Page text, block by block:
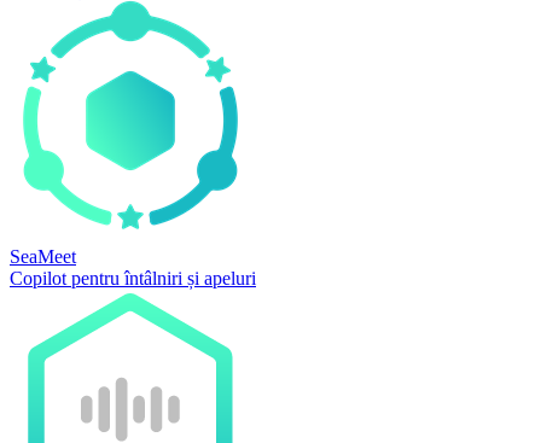
SeaMeet
Copilot pentru întâlniri și apeluri